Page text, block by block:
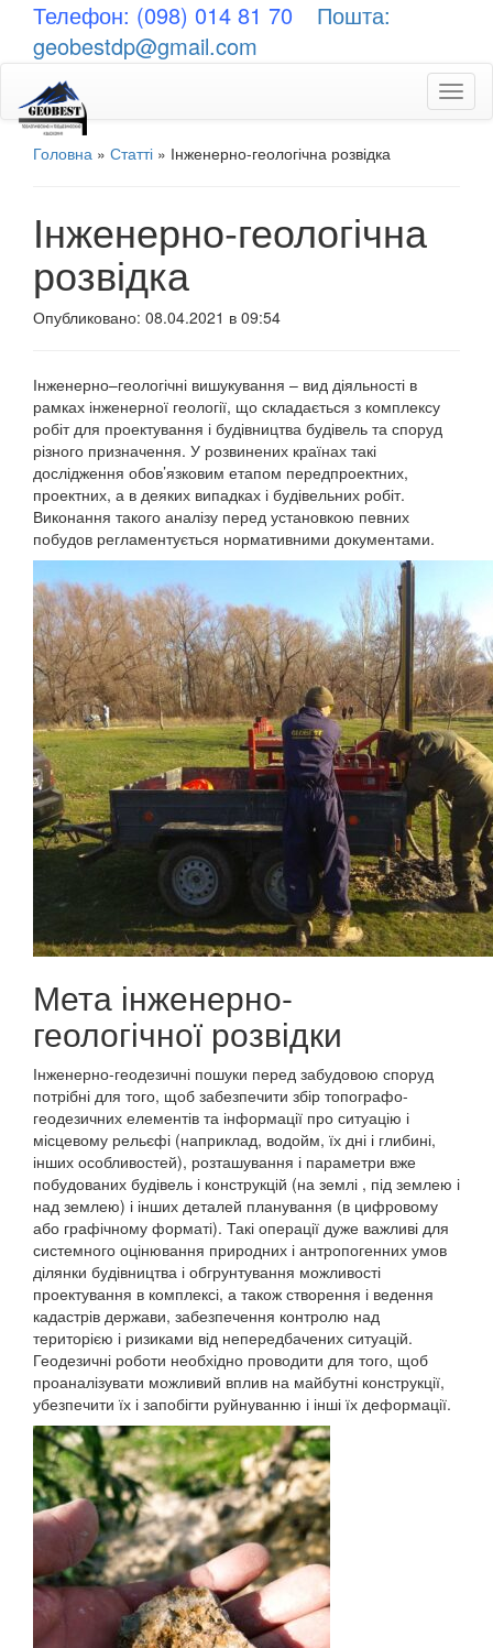
Телефон: (098) 014 81 70
Пошта:
geobestdp@gmail.com
Головна » Статті » Інженерно-геологічна розвідка
Інженерно-геологічна
розвідка
Опубликовано: 08.04.2021 в 09:54
Інженерно–геологічні вишукування – вид діяльності в
рамках інженерної геології, що складається з комплексу
робіт для проектування і будівництва будівель та споруд
різного призначення. У розвинених країнах такі
дослідження обов’язковим етапом передпроектних,
проектних, а в деяких випадках і будівельних робіт.
Виконання такого аналізу перед установкою певних
побудов регламентується нормативними документами.
Мета інженерно-
геологічної розвідки
Інженерно-геодезичні пошуки перед забудовою споруд
потрібні для того, щоб забезпечити збір топографо-
геодезичних елементів та інформації про ситуацію і
місцевому рельєфі (наприклад, водойм, їх дні і глибині,
інших особливостей), розташування і параметри вже
побудованих будівель і конструкцій (на землі , під землею і
над землею) і інших деталей планування (в цифровому
або графічному форматі). Такі операції дуже важливі для
системного оцінювання природних і антропогенних умов
ділянки будівництва і обгрунтування можливості
проектування в комплексі, а також створення і ведення
кадастрів держави, забезпечення контролю над
територією і ризиками від непередбачених ситуацій.
Геодезичні роботи необхідно проводити для того, щоб
проаналізувати можливий вплив на майбутні конструкції,
убезпечити їх і запобігти руйнуванню і інші їх деформації.